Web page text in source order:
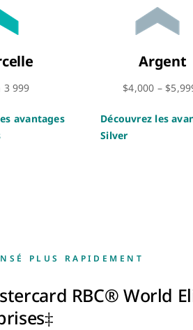
3 999
avantages
Argent
$4,000 –
Découvrez les
Silver
PLUS RAPIDEMENT
RBC® World